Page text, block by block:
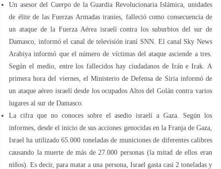
Un asesor del Cuerpo de la Guardia Revolucionaria Islámica, unidades
de élite de las Fuerzas Armadas iraníes, falleció como consecuencia de
un ataque de la Fuerza Aérea israelí contra los suburbios del sur de
Damasco, informó el canal de televisión iraní SNN. El canal Sky News
Arabiya informó que el número de víctimas del ataque asciende a tres.
Según el medio, entre los fallecidos hay ciudadanos de Irán e Irak. A
primera hora del viernes, el Ministerio de Defensa de Siria informó de
un ataque aéreo israelí desde los ocupados Altos del Golán contra varios
lugares al sur de Damasco.
La cifra que no conoces sobre el asedio israelí a Gaza. Según los
informes, desde el inicio de sus acciones genocidas en la Franja de Gaza,
Israel ha utilizado 65.000 toneladas de municiones de diferentes calibres
causando la muerte de más de 27.000 personas (la mitad de ellos eran
niños). Es decir, para matar a una persona, Israel gasta casi 2 toneladas y